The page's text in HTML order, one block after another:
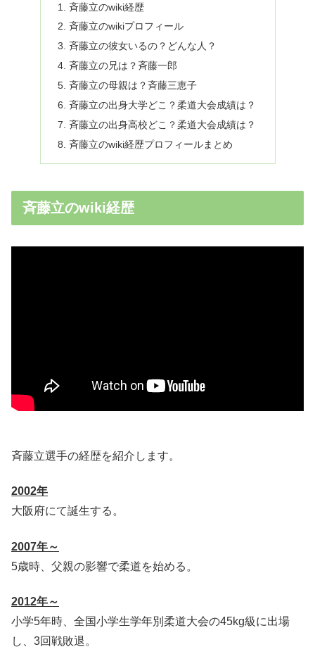
斉藤立のwiki経歴
斉藤立のwikiプロフィール
斉藤立の彼女いるの？どんな人？
斉藤立の兄は？斉藤一郎
斉藤立の母親は？斉藤三恵子
斉藤立の出身大学どこ？柔道大会成績は？
斉藤立の出身高校どこ？柔道大会成績は？
斉藤立のwiki経歴プロフィールまとめ
斉藤立のwiki経歴
斉藤立選手の経歴を紹介します。
2002年
大阪府にて誕生する。
2007年～
5歳時、父親の影響で柔道を始める。
2012年～
小学5年時、全国小学生学年別柔道大会の45kg級に出場
し、3回戦敗退。